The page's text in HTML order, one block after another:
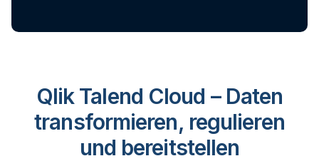
Qlik Talend Cloud – Daten
transformieren, regulieren
und bereitstellen